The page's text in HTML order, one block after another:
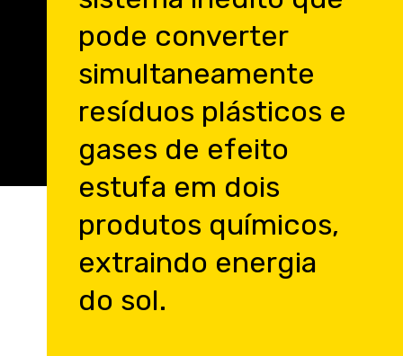
pode converter
simultaneamente
resíduos plásticos e
gases de efeito
estufa em dois
produtos químicos,
extraindo energia
do sol.